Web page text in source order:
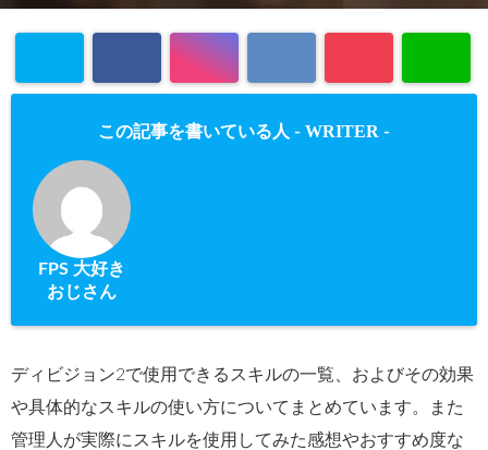
この記事を書いている人 - WRITER -
FPS 大好き
おじさん
ディビジョン2で使用できるスキルの一覧、およびその効果
や具体的なスキルの使い方についてまとめています。また
管理人が実際にスキルを使用してみた感想やおすすめ度な